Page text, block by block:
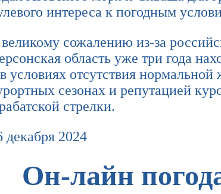
интереса к погодным
сожалению из-за
область уже три года
условиях отсутствия
сезонах и репутацией
стрелки.
декабря 2024
Он-лайн